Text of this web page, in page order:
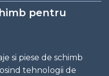
pentru
si piese de schimb
tehnologii de